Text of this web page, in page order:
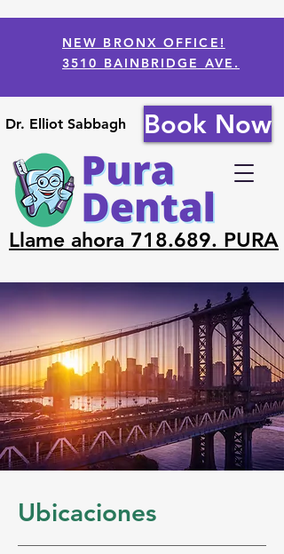
Dr. Elliot Sabbagh
Llame ahora 718.689. PURA
Book Now
NEW BRONX OFFICE!
3510 BAINBRIDGE AVE.
Ubicaciones